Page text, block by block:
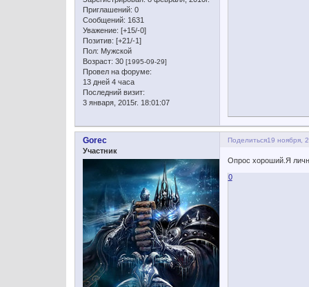
Приглашений: 0
Сообщений: 1631
Уважение: [+15/-0]
Позитив: [+21/-1]
Пол: Мужской
Возраст: 30 [1995-09-29]
Провел на форуме:
13 дней 4 часа
Последний визит:
3 января, 2015г. 18:01:07
Поделиться19 ноября,
Gorec
Участник
Опрос хороший.Я
0